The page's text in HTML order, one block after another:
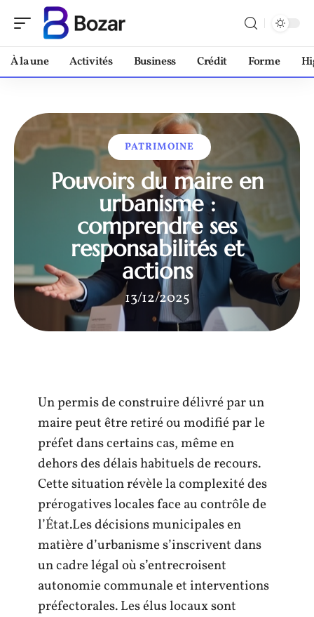
À la une Activités Business Crédit Forme
PATRIMOINE
Pouvoirs du maire en
urbanisme :
comprendre ses
responsabilités et
actions
13/12/2025
Un permis de construire délivré par un
maire peut être retiré ou modifié par le
préfet dans certains cas, même en
dehors des délais habituels de recours.
Cette situation révèle la complexité des
prérogatives locales face au contrôle de
l’État.Les décisions municipales en
matière d’urbanisme s’inscrivent dans
un cadre légal où s’entrecroisent
autonomie communale et interventions
préfectorales. Les élus locaux sont